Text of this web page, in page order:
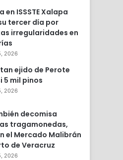
en ISSSTE Xalapa
tercer día por
irregularidades en
2026
ejido de Perote
5 mil pinos
2026
decomisa
tragamonedas,
el Mercado Malibrán
de Veracruz
2026